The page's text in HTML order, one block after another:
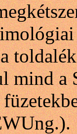
mind a